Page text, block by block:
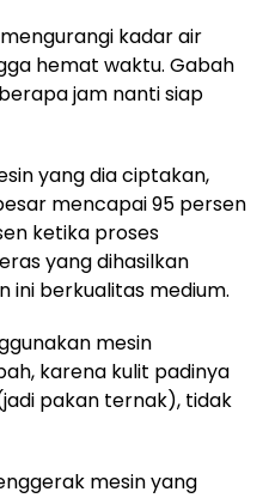
kadar air
hemat waktu. Gabah
jam nanti siap
yang dia ciptakan,
mencapai 95 persen
ketika proses
yang dihasilkan
ini berkualitas medium.
mesin
karena kulit padinya
pakan ternak), tidak
mesin yang